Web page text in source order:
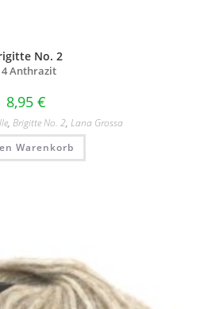
No. 2
Anthrazit
8,95 €
, Brigitte No. 2, Lana Grossa
Warenkorb